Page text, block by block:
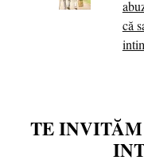
că
TE